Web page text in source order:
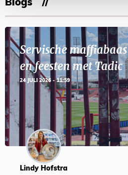
Blogs
Servische
en feesten met Tadic
24 JULI 2026 - 11:59
Lindy Hofstra